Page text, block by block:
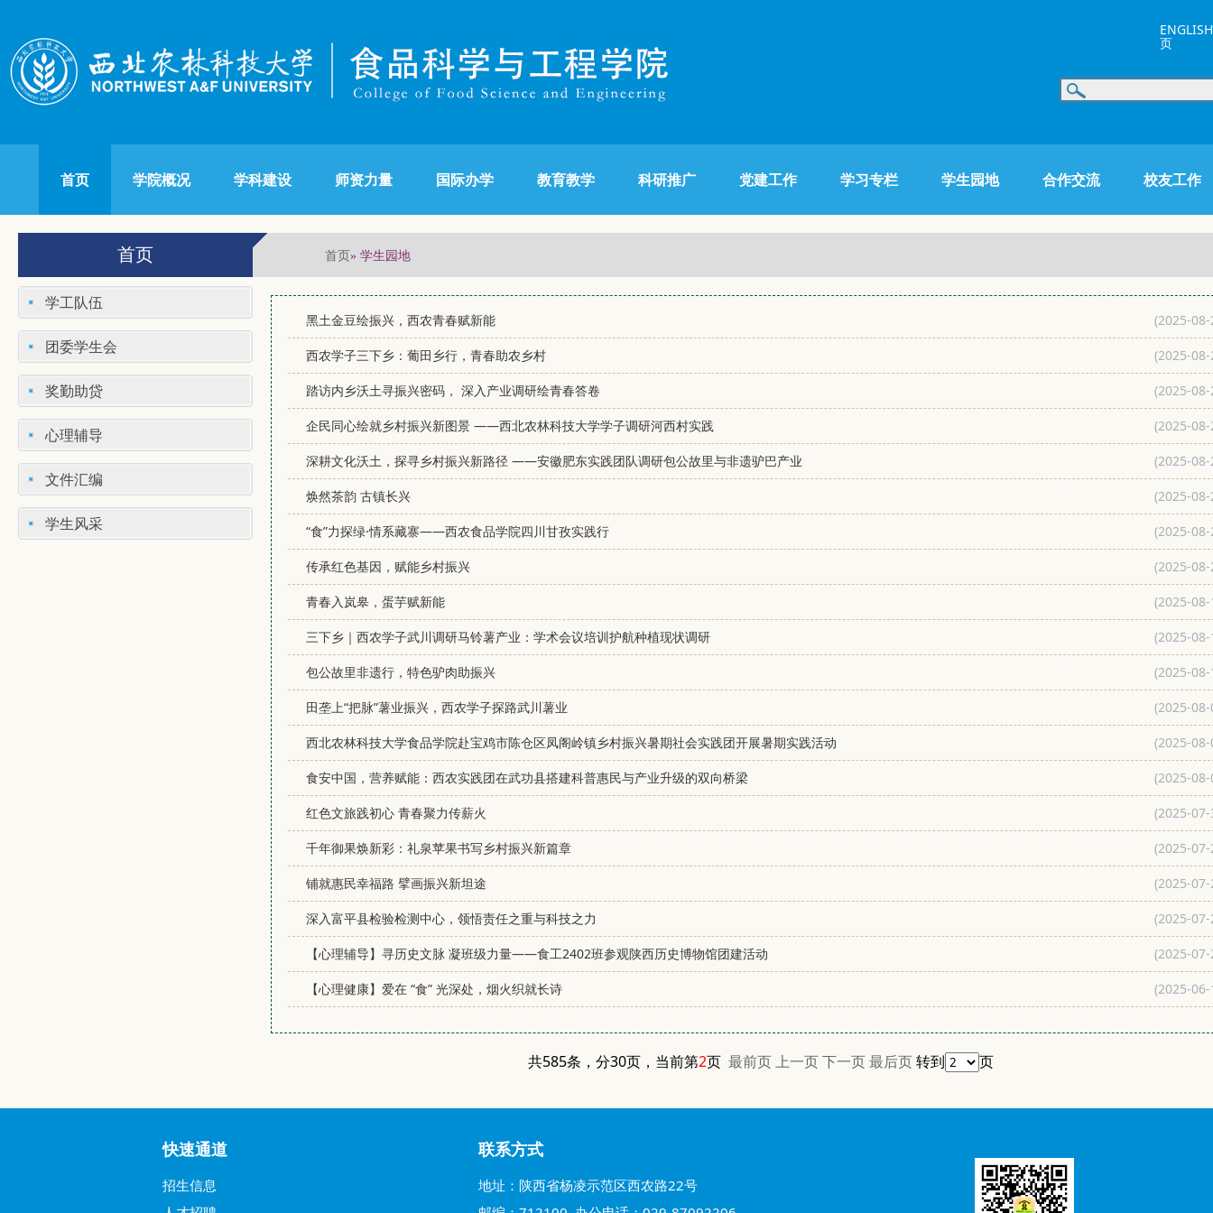
ENGLISH
页
首页 学院概况 学科建设 师资力量 国际办学 教育教学 科研推广 党建工作 学习专栏 学生园地 合作交流 校友工作
首页 首页» 学生园地
学工队伍
团委学生会
奖勤助贷
心理辅导
文件汇编
学生风采
(2025-08-
黑土金豆绘振兴，西农青春赋新能
(2025-08-
西农学子三下乡：葡田乡行，青春助农乡村
(2025-08-
踏访内乡沃土寻振兴密码， 深入产业调研绘青春答卷
(2025-08-
企民同心绘就乡村振兴新图景 ——西北农林科技大学学子调研河西村实践
(2025-08-
深耕文化沃土，探寻乡村振兴新路径 ——安徽肥东实践团队调研包公故里与非遗驴巴产业
(2025-08-
焕然茶韵 古镇长兴
(2025-08-
“食”力探绿·情系藏寨——西农食品学院四川甘孜实践行
(2025-08-
传承红色基因，赋能乡村振兴
(2025-08-
青春入岚皋，蛋芋赋新能
(2025-08-
三下乡｜西农学子武川调研马铃薯产业：学术会议培训护航种植现状调研
(2025-08-
包公故里非遗行，特色驴肉助振兴
(2025-08-
田垄上“把脉”薯业振兴，西农学子探路武川薯业
(2025-08-
西北农林科技大学食品学院赴宝鸡市陈仓区凤阁岭镇乡村振兴暑期社会实践团开展暑期实践活动
(2025-08-
食安中国，营养赋能：西农实践团在武功县搭建科普惠民与产业升级的双向桥梁
(2025-07-
红色文旅践初心 青春聚力传薪火
(2025-07-
千年御果焕新彩：礼泉苹果书写乡村振兴新篇章
(2025-07-
铺就惠民幸福路 擘画振兴新坦途
(2025-07-
深入富平县检验检测中心，领悟责任之重与科技之力
(2025-07-
【心理辅导】寻历史文脉 凝班级力量——食工2402班参观陕西历史博物馆团建活动
(2025-06-
【心理健康】爱在 “食” 光深处，烟火织就长诗
共585条，分30页，当前第2页 最前页 上一页 下一页 最后页转到 页
快速通道
招生信息
联系方式
地址：陕西省杨凌示范区西农路22号